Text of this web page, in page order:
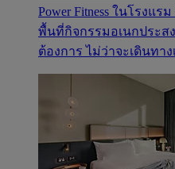
Power Fitness ในโรงแร
พื้นที่กิจกรรมอเนกประส
ต้องการ ไม่ว่าจะเดินทา